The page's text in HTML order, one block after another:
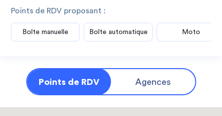
Points de RDV proposant :
Boîte manuelle Boîte automatique Moto
Points de RDV Agences